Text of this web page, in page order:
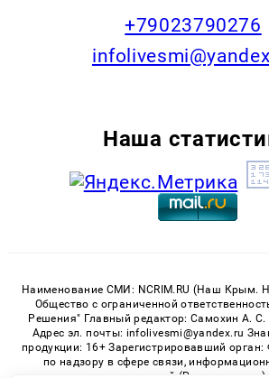
+79023790276
Наша
Наименование СМИ: NCRIM.RU (Наш Крым.
Общество с ограниченной
Решения" Главный редактор: Самохин А. С.
Адрес эл. почты: infolivesmi@yandex.ru
продукции: 16+ Зарегистрировавший
по надзору в сфере связи,